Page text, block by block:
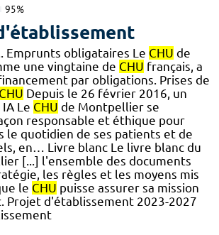
95%
Emprunts obligataires Le CHU de
une vingtaine de CHU français, a
par obligations. Prises de
CHU Depuis le 26 février 2016, un
Le CHU de Montpellier se
responsable et éthique pour
le quotidien de ses patients et de
en… Livre blanc Le livre blanc du
[...] l'ensemble des documents
les règles et les moyens mis
le CHU puisse assurer sa mission
Projet d'établissement 2023-2027